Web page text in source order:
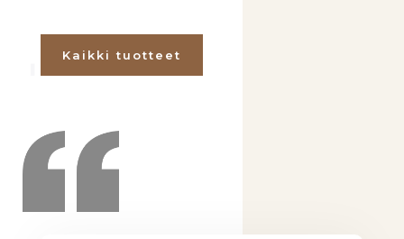
Kaikki tuotteet